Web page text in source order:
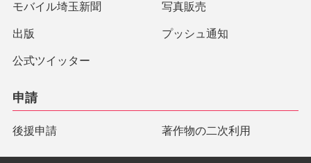
モバイル埼玉新聞 写真販売
出版 プッシュ通知
公式ツイッター
申請
後援申請 著作物の二次利用